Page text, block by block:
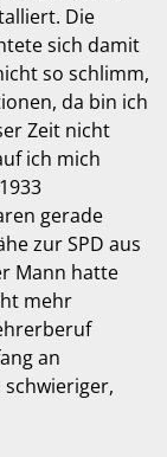
Die
sich damit
so schlimm,
da bin ich
Zeit nicht
ich mich
gerade
zur SPD aus
Mann hatte
mehr
an